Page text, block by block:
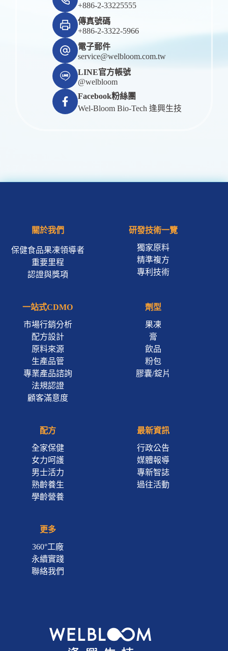
+886-2-33225555
傳真號碼
+886-2-3322-5966
電子郵件
service@welbloom.com.tw
LINE官方帳號
@welbloom
Facebook粉絲團
Wel-Bloom Bio-Tech 逢興生技
關於我們
保健食品果凍領導者
重要里程
認證與獎項
研發技術一覽
獨家原料
精準複方
專利技術
一站式CDMO
市場行銷分析
配方設計
原料來源
生產品管
專業產品諮詢
法規認證
顧客滿意度
劑型
果凍
膏
飲品
粉包
膠囊/錠片
配方
全家保健
女力呵護
男士活力
熟齡養生
學齡營養
最新資訊
行政公告
媒體報導
專新智誌
過往活動
更多
360°工廠
永續實踐
聯絡我們